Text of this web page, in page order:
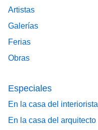
Artistas
Galerías
Ferias
Obras
Especiales
En la casa del interiorista
En la casa del arquitecto